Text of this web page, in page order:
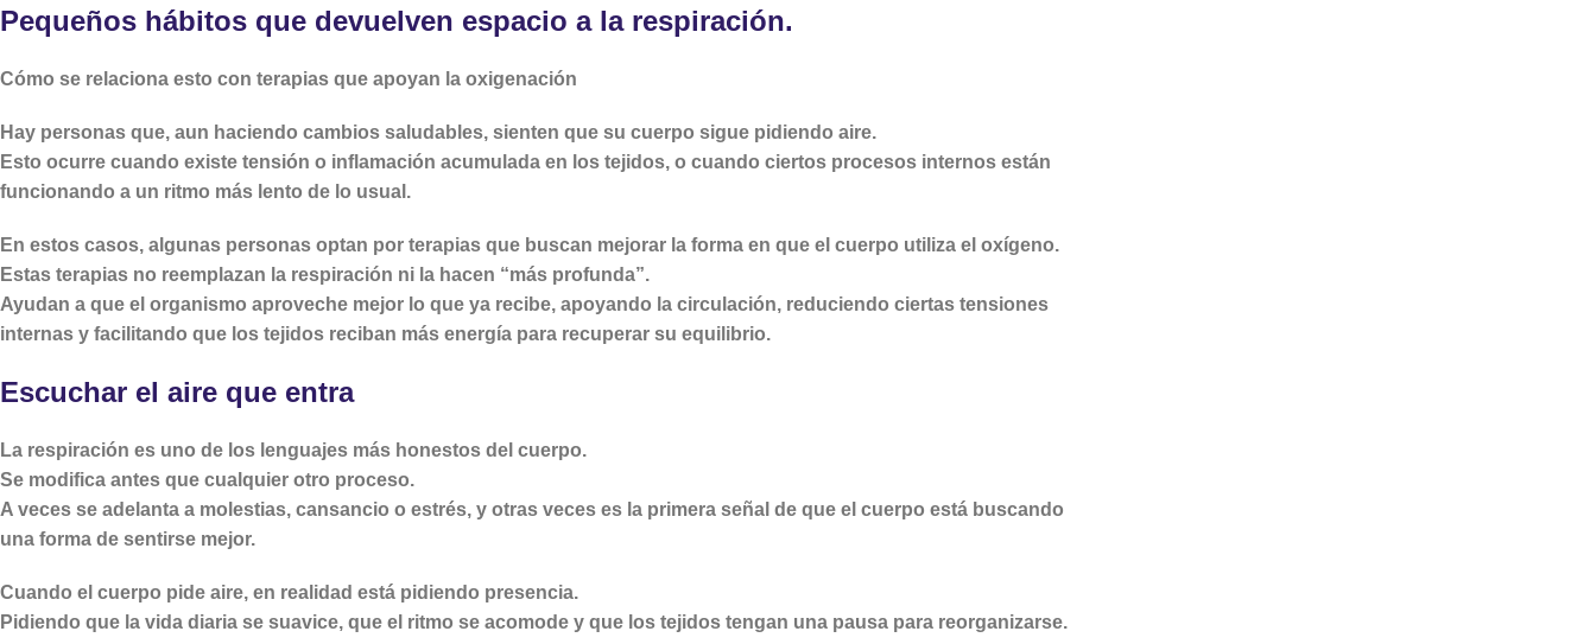
Pequeños hábitos que devuelven espacio a la respiración.
Cómo se relaciona esto con terapias que apoyan la oxigenación
Hay personas que, aun haciendo cambios saludables, sienten que su cuerpo sigue pidiendo aire.
Esto ocurre cuando existe tensión o inflamación acumulada en los tejidos, o cuando ciertos procesos internos están
funcionando a un ritmo más lento de lo usual.
En estos casos, algunas personas optan por terapias que buscan mejorar la forma en que el cuerpo utiliza el oxígeno.
Estas terapias no reemplazan la respiración ni la hacen “más profunda”.
Ayudan a que el organismo aproveche mejor lo que ya recibe, apoyando la circulación, reduciendo ciertas tensiones
internas y facilitando que los tejidos reciban más energía para recuperar su equilibrio.
Escuchar el aire que entra
La respiración es uno de los lenguajes más honestos del cuerpo.
Se modifica antes que cualquier otro proceso.
A veces se adelanta a molestias, cansancio o estrés, y otras veces es la primera señal de que el cuerpo está buscando
una forma de sentirse mejor.
Cuando el cuerpo pide aire, en realidad está pidiendo presencia.
Pidiendo que la vida diaria se suavice, que el ritmo se acomode y que los tejidos tengan una pausa para reorganizarse.